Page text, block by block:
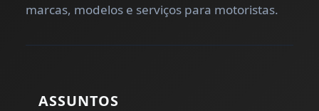
marcas, modelos e serviços para motoristas.
ASSUNTOS